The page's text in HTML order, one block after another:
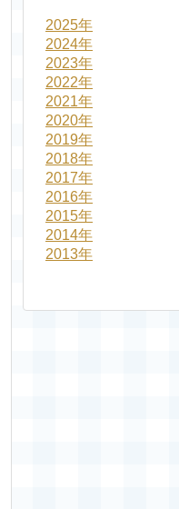
2025年
2024年
2023年
2022年
2021年
2020年
2019年
2018年
2017年
2016年
2015年
2014年
2013年